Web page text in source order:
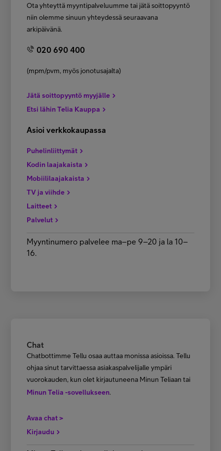
Ota yhteyttä myyntipalveluumme tai jätä soittopyyntö
niin olemme sinuun yhteydessä seuraavana
arkipäivänä.
020 690 400
(mpm/pvm, myös jonotusajalta)
Jätä soittopyyntö myyjälle
Etsi lähin Telia Kauppa
Asioi verkkokaupassa
Puhelinliittymät
Kodin laajakaista
Mobiililaajakaista
TV ja viihde
Laitteet
Palvelut
Myyntinumero palvelee ma–pe 9–20 ja la 10–
16.
Chat
Chatbottimme Tellu osaa auttaa monissa asioissa. Tellu
ohjaa sinut tarvittaessa asiakaspalvelijalle ympäri
vuorokauden, kun olet kirjautuneena Minun Teliaan tai
Minun Telia -sovellukseen.
Avaa chat >
Kirjaudu